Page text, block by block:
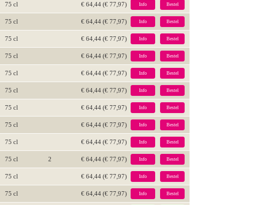
75 cl € 64,44 (€ 77,97) Info Bestel
75 cl € 64,44 (€ 77,97) Info Bestel
75 cl € 64,44 (€ 77,97) Info Bestel
75 cl € 64,44 (€ 77,97) Info Bestel
75 cl € 64,44 (€ 77,97) Info Bestel
75 cl € 64,44 (€ 77,97) Info Bestel
75 cl € 64,44 (€ 77,97) Info Bestel
75 cl € 64,44 (€ 77,97) Info Bestel
75 cl € 64,44 (€ 77,97) Info Bestel
75 cl 2 € 64,44 (€ 77,97) Info Bestel
75 cl € 64,44 (€ 77,97) Info Bestel
75 cl € 64,44 (€ 77,97) Info Bestel